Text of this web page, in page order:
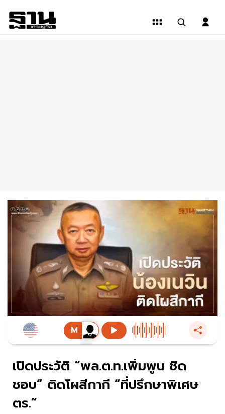
เปิดประวัติ “พล.ต.ท.เพิ่มพูน ชิด
ชอบ” ติดโผสีกากี “ที่ปรึกษาพิเศษ
ตร.”